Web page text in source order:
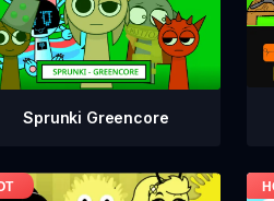
Sprunki Greencore